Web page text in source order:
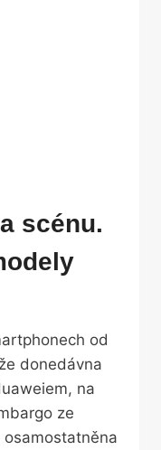
scénu.
od
donedávna
na
ze